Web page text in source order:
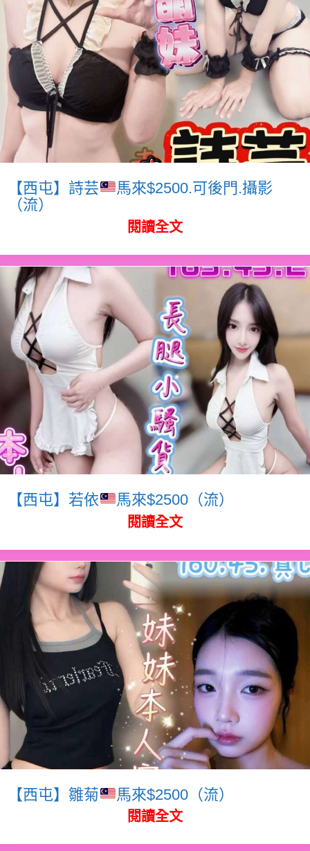
【西屯】詩芸
馬來$2500.可後門.攝影
（流）
閱讀全文
【西屯】若依 馬來$2500（流）
閱讀全文
【西屯】雛菊 馬來$2500（流）
閱讀全文